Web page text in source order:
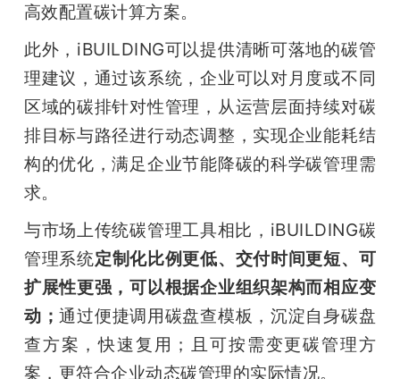
高效配置碳计算方案。
此外，iBUILDING可以提供清晰可落地的碳管
理建议，通过该系统，企业可以对月度或不同
区域的碳排针对性管理，从运营层面持续对碳
排目标与路径进行动态调整，实现企业能耗结
构的优化，满足企业节能降碳的科学碳管理需
求。
与市场上传统碳管理工具相比，iBUILDING碳
管理系统定制化比例更低、交付时间更短、可
扩展性更强，可以根据企业组织架构而相应变
动；通过便捷调用碳盘查模板，沉淀自身碳盘
查方案，快速复用；且可按需变更碳管理方
案，更符合企业动态碳管理的实际情况。